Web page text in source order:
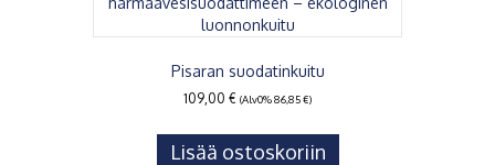
Pisaran suodatinkuitu
109,00 € (Alv0%86,85€)
Lisää ostoskoriin